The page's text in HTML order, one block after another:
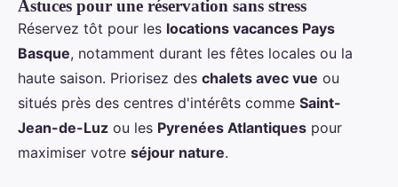
Astuces pour une réservation sans stress
Réservez tôt pour les locations vacances Pays
Basque, notamment durant les fêtes locales ou la
haute saison. Priorisez des chalets avec vue ou
situés près des centres d'intérêts comme Saint-
Jean-de-Luz ou les Pyrenées Atlantiques pour
maximiser votre séjour nature.